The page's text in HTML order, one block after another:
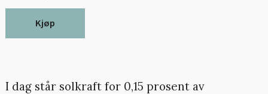
Kjøp
I dag står solkraft for 0,15 prosent av